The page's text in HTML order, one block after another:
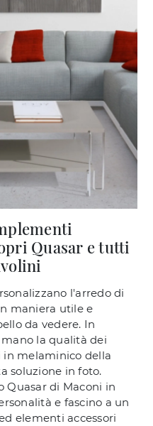
Quasar e tutti
l'arredo di
maniera utile e
da vedere. In
la qualità dei
melaminico della
soluzione in foto.
Quasar di Maconi in
e fascino a un
elementi accessori